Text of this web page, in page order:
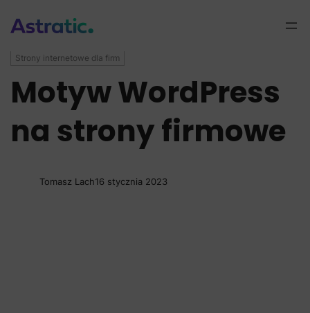
Strony internetowe dla firm
Motyw WordPress
na strony firmowe
Tomasz Lach16 stycznia 2023